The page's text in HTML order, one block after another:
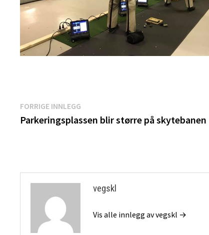
Innleggsnavigasjon
FORRIGE INNLEGG
innlegg:
Parkeringsplassen blir større på skytebanen
vegskl
Vis alle innlegg av vegskl →